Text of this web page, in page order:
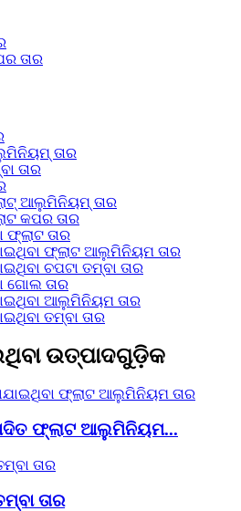
ତାର
ତାର
ତାର
ଆଲୁମିନିୟମ୍ ତାର
କପର ତାର
ଫ୍ଲାଟ ତାର
ଫ୍ଲାଟ ଆଲୁମିନିୟମ ତାର
ଚପଟା ତମ୍ବା ତାର
ଗୋଲ ତାର
ଆଲୁମିନିୟମ ତାର
ତମ୍ବା ତାର
ଉତ୍ପାଦଗୁଡ଼ିକ
ଫ୍ଲାଟ ଆଲୁମିନିୟମ...
ତାର